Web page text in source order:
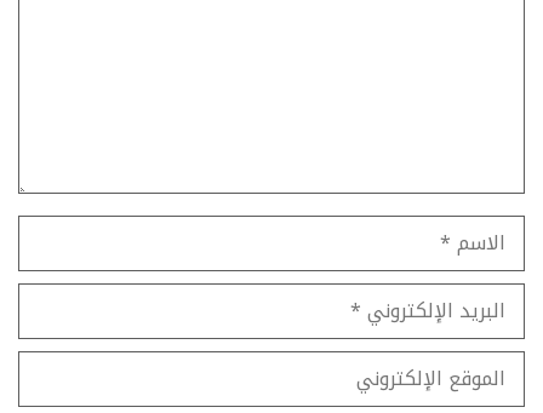
الاسم
البريد
الإلكتروني
الموقع
الإلكتروني